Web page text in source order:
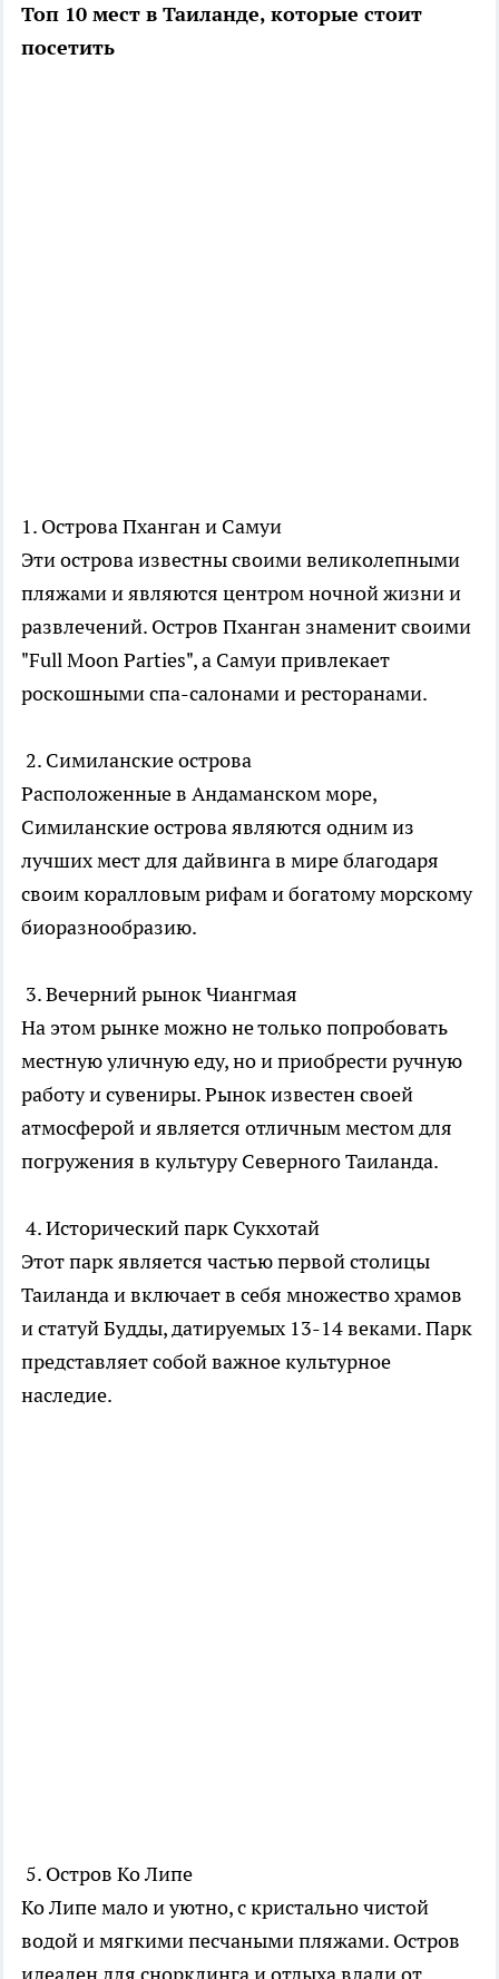
Топ 10 мест в Таиланде, которые стоит
посетить
1. Острова Пханган и Самуи
Эти острова известны своими великолепными
пляжами и являются центром ночной жизни и
развлечений. Остров Пханган знаменит своими
"Full Moon Parties", а Самуи привлекает
роскошными спа-салонами и ресторанами.
2. Симиланские острова
Расположенные в Андаманском море,
Симиланские острова являются одним из
лучших мест для дайвинга в мире благодаря
своим коралловым рифам и богатому морскому
биоразнообразию.
3. Вечерний рынок Чиангмая
На этом рынке можно не только попробовать
местную уличную еду, но и приобрести ручную
работу и сувениры. Рынок известен своей
атмосферой и является отличным местом для
погружения в культуру Северного Таиланда.
4. Исторический парк Сукхотай
Этот парк является частью первой столицы
Таиланда и включает в себя множество храмов
и статуй Будды, датируемых 13-14 веками. Парк
представляет собой важное культурное
наследие.
5. Остров Ко Липе
Ко Липе мало и уютно, с кристально чистой
водой и мягкими песчаными пляжами. Остров